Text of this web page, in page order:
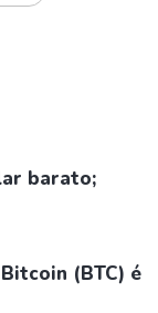
barato;
(BTC) é